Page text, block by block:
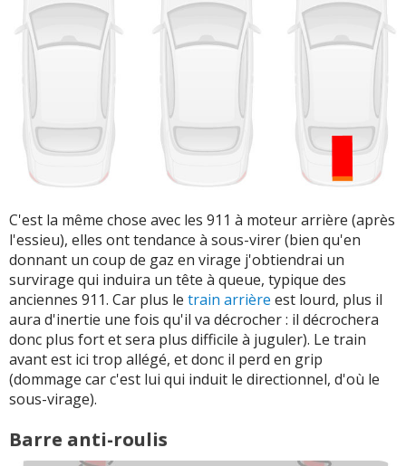
C'est la même chose avec les 911 à moteur arrière (après
l'essieu), elles ont tendance à sous-virer (bien qu'en
donnant un coup de gaz en virage j'obtiendrai un
survirage qui induira un tête à queue, typique des
anciennes 911. Car plus le train arrière est lourd, plus il
aura d'inertie une fois qu'il va décrocher : il décrochera
donc plus fort et sera plus difficile à juguler). Le train
avant est ici trop allégé, et donc il perd en grip
(dommage car c'est lui qui induit le directionnel, d'où le
sous-virage).
Barre anti-roulis